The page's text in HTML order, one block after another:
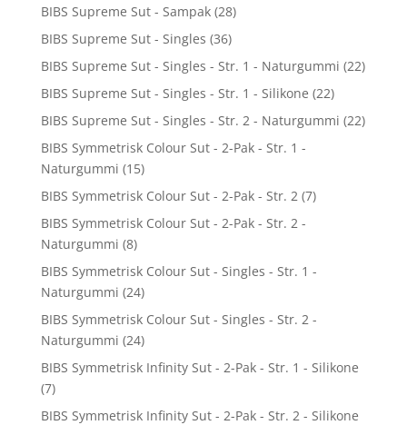
BIBS Supreme Sut - Sampak (28)
BIBS Supreme Sut - Singles (36)
BIBS Supreme Sut - Singles - Str. 1 - Naturgummi (22)
BIBS Supreme Sut - Singles - Str. 1 - Silikone (22)
BIBS Supreme Sut - Singles - Str. 2 - Naturgummi (22)
BIBS Symmetrisk Colour Sut - 2-Pak - Str. 1 -
Naturgummi (15)
BIBS Symmetrisk Colour Sut - 2-Pak - Str. 2 (7)
BIBS Symmetrisk Colour Sut - 2-Pak - Str. 2 -
Naturgummi (8)
BIBS Symmetrisk Colour Sut - Singles - Str. 1 -
Naturgummi (24)
BIBS Symmetrisk Colour Sut - Singles - Str. 2 -
Naturgummi (24)
BIBS Symmetrisk Infinity Sut - 2-Pak - Str. 1 - Silikone
(7)
BIBS Symmetrisk Infinity Sut - 2-Pak - Str. 2 - Silikone